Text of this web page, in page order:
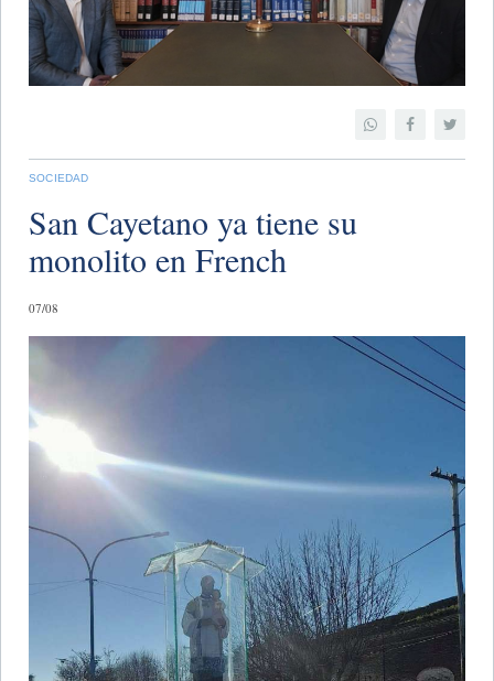
SOCIEDAD
San Cayetano ya tiene su
monolito en French
07/08